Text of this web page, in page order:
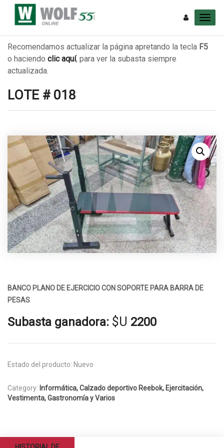
Recomendamos actualizar la página apretando la tecla F5
o haciendo clic aquí, para ver la subasta siempre
actualizada.
LOTE # 018
BANCO PLANO DE EJERCICIO CON SOPORTE PARA BARRA DE
PESAS
Subasta ganadora: $U 2200
Estado del producto: Nuevo
Category: Informática, Calzado deportivo Reebok, Ejercitación,
Vestimenta, Gastronomía y Varios